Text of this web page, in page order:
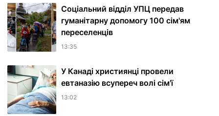
Соціальний відділ УПЦ передав
гуманітарну допомогу 100 сім'ям
переселенців
13:35
У Канаді християнці провели
евтаназію всупереч волі сім'ї
13:02